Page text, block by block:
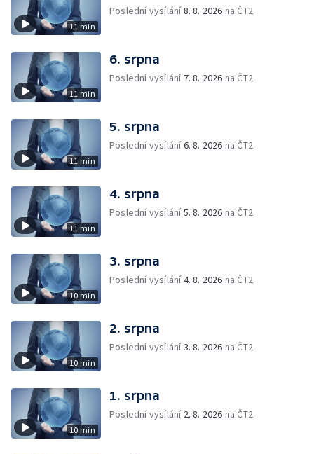
11 min
Poslední vysílání8. 8. 2026 na ČT2
11 min
6. srpna
Poslední vysílání 7. 8. 2026 na ČT2
11 min
5. srpna
Poslední vysílání6. 8. 2026 na ČT2
11 min
4. srpna
Poslední vysílání5. 8. 2026 na ČT2
10 min
3. srpna
Poslední vysílání4. 8. 2026 na ČT2
10 min
2. srpna
Poslední vysílání3. 8. 2026 na ČT2
10 min
1. srpna
Poslední vysílání 2. 8. 2026 na ČT2